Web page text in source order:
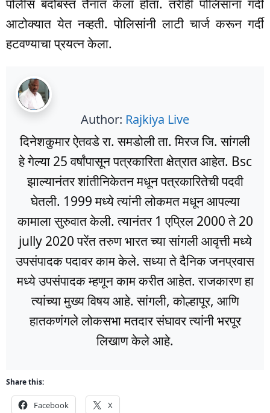
पोलीस बंदोबस्त तैनात केला होता. तरीही पोलिसांना गर्दी
आटोक्यात येत नव्हती. पोलिसांनी लाटी चार्ज करून गर्दी
हटवण्याचा प्रयत्न केला.
Author: Rajkiya Live
दिनेशकुमार ऐतवडे रा. समडोली ता. मिरज जि. सांगली
हे गेल्या 25 वर्षांपासून पत्रकारिता क्षेत्रात आहेत. Bsc
झाल्यानंतर शांतीनिकेतन मधून पत्रकारितेची पदवी
घेतली. 1999 मध्ये त्यांनी लोकमत मधून आपल्या
कामाला सुरुवात केली. त्यानंतर 1 एप्रिल 2000 ते 20
jully 2020 परेंत तरुण भारत च्या सांगली आवृत्ती मध्ये
उपसंपादक पदावर काम केले. सध्या ते दैनिक जनप्रवास
मध्ये उपसंपादक म्हणून काम करीत आहेत. राजकारण हा
त्यांच्या मुख्य विषय आहे. सांगली, कोल्हापूर, आणि
हातकणंगले लोकसभा मतदार संघावर त्यांनी भरपूर
लिखाण केले आहे.
Share this:
Facebook X